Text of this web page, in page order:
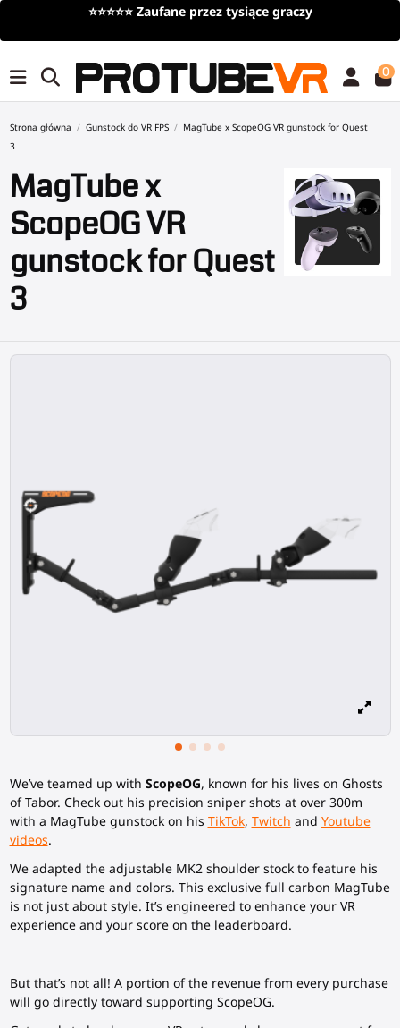
Darmowa dostawaprzy zamówieniach powyżej
0
Strona główna Gunstock do VR FPS
MagTube x ScopeOG VR gunstock for Quest
3
MagTube x
ScopeOG VR
gunstock for Quest
3
We’ve teamed up with ScopeOG, known for his lives on Ghosts
of Tabor. Check out his precision sniper shots at over 300m
with a MagTube gunstock on his TikTok, Twitch and Youtube
videos.
We adapted the adjustable MK2 shoulder stock to feature his
signature name and colors. This exclusive full carbon MagTube
is not just about style. It’s engineered to enhance your VR
experience and your score on the leaderboard.
But that’s not all! A portion of the revenue from every purchase
will go directly toward supporting ScopeOG.